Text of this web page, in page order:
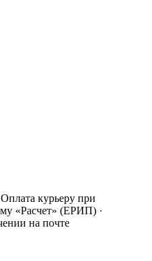
курьеру при
«Расчет» (ЕРИП) ·
на почте